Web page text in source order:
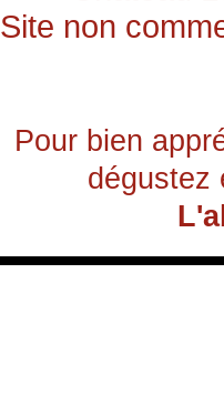
Site non
Pour bien
dégustez